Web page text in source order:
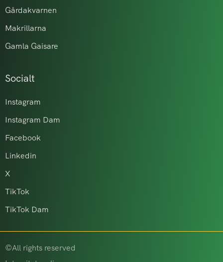
Gårdakvarnen
Makrillarna
Gamla Gaisare
Socialt
Instagram
Instagram Dam
Facebook
Linkedin
X
TikTok
TikTok Dam
©All rights reserved